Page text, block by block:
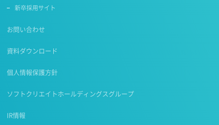
新卒採用サイト
お問い合わせ
資料ダウンロード
個人情報保護方針
ソフトクリエイトホールディングスグループ
IR情報